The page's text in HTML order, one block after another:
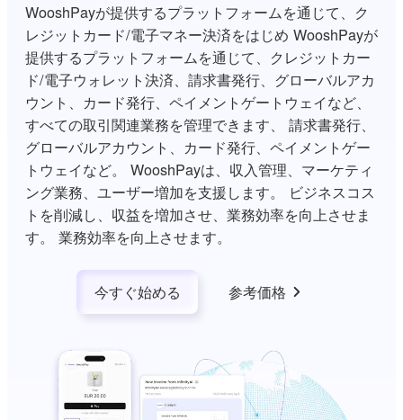
WooshPayが提供するプラットフォームを通じて、ク
レジットカード/電子マネー決済をはじめ WooshPayが
提供するプラットフォームを通じて、クレジットカー
ド/電子ウォレット決済、請求書発行、グローバルアカ
ウント、カード発行、ペイメントゲートウェイなど、
すべての取引関連業務を管理できます、 請求書発行、
グローバルアカウント、カード発行、ペイメントゲー
トウェイなど。 WooshPayは、収入管理、マーケティ
ング業務、ユーザー増加を支援します。 ビジネスコス
トを削減し、収益を増加させ、業務効率を向上させま
す。 業務効率を向上させます。
今すぐ始める 参考価格